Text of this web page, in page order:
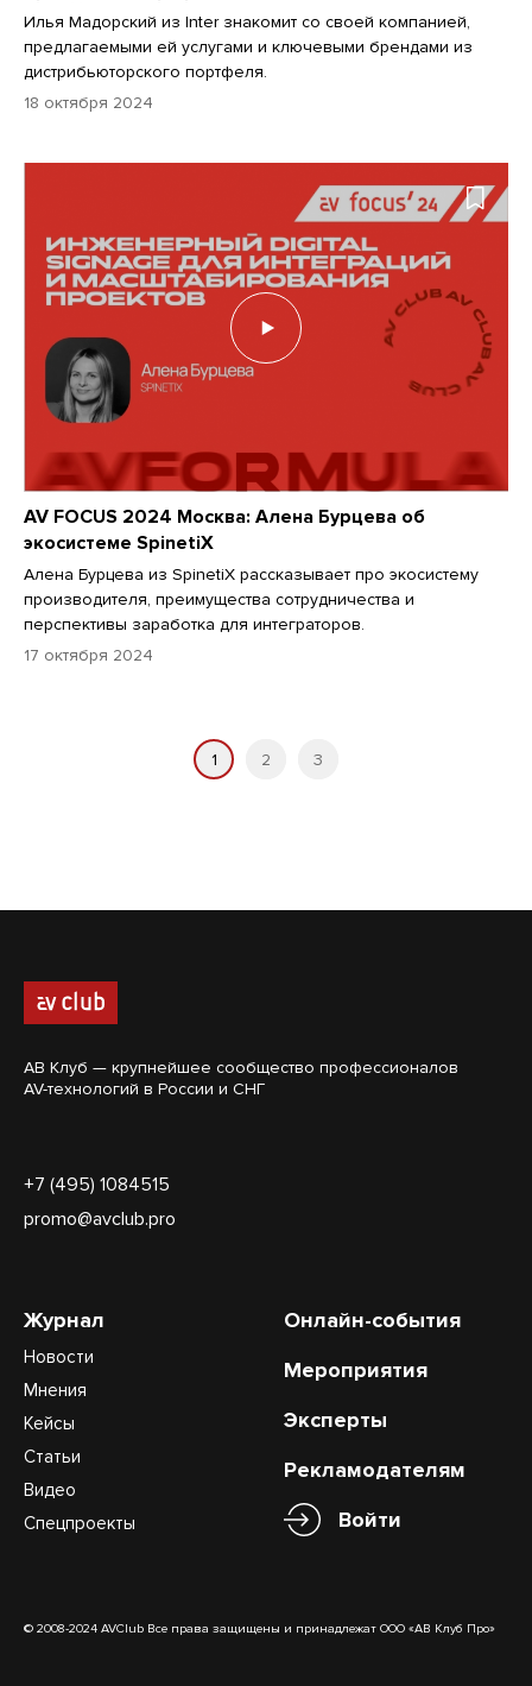
Илья Мадорский из Inter знакомит со своей компанией,
предлагаемыми ей услугами и ключевыми брендами из
дистрибьюторского портфеля.
18 октября 2024
AV FOCUS 2024 Москва: Алена Бурцева об
экосистеме SpinetiX
Алена Бурцева из SpinetiX рассказывает про экосистему
производителя, преимущества сотрудничества и
перспективы заработка для интеграторов.
17 октября 2024
1 2 3
АВ Клуб — крупнейшее сообщество профессионалов
AV-технологий в России и СНГ
+7 (495) 1084515
promo@avclub.pro
Журнал
Новости
Мнения
Кейсы
Статьи
Видео
Спецпроекты
Онлайн-события
Мероприятия
Эксперты
Рекламодателям
Войти
© 2008-2024 AVClub Все права защищены и принадлежат ООО «АВ Клуб Про»